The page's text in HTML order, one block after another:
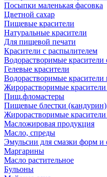
Посыпки маленькая фасовка
Цветной сахар
Пищевые красители
Натуральные красители
Для пищевой печати
Красители с распылителем
Водорастворимые красители
Гелевые красители
Водорастворимые красители
Жирорастворимые красители
Пищ.фломастеры
Пищевые блестки
Жирорастворимые красители
Масложировая продукция
Масло, спреды
Эмульсии для смазки форм и
Маргарины
Масло растительное
Бульоны